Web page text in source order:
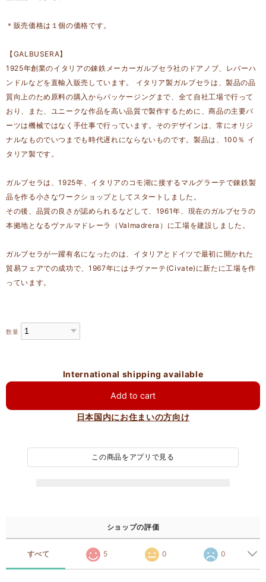
＊販売価格は１個の価格です。
【GALBUSERA】
1925年創業のイタリアの錬鉄メーカーガルブセラ社のドアノブ、レバーハ
ンドルなどを直輸入販売しています。 イタリア製ガルブセラは、製品の品
質向上のため原料の購入からパッケージングまで、全て自社工場で行って
おり、また、ユニークな作品を高い品質で製作するために、商品の主要パ
ーツは機械ではなく手仕事で行っています。そのデザインは、常にオリジ
ナルなものでいつまでも時代遅れにならないものです。製品は、100％ イ
タリア製です。
ガルブセラは、1925年、イタリアのコモ湖に接するマルグラーテで錬鉄製
品を作る小さなワークショップとしてスタートしました。
その後、品質の良さが認められるなどして、1961年、現在のガルブセラの
本拠地となるヴァルマドレーラ（Valmadrera）に工場を建設しました。
ガルブセラが一躍有名になったのは、イタリアとドイツで最初に開かれた
貿易フェアでの成功で、1967年にはチヴァーテ(Civate)に新たに工場を作
っています。
数量
International shipping available
Add to cart
日本国内にお住まいの方向け
この商品をアプリで見る
ショップの評価
すべて 5 0 0